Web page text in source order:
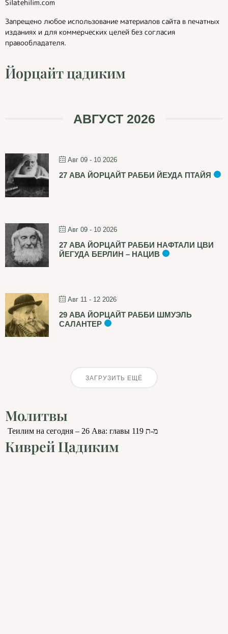
Silatehilim.com
Запрещено любое использование материалов сайта в печатных
изданиях и для коммерческих целей без согласия
правообладателя.
Йорцайт цадиким
АВГУСТ 2026
Авг 09 - 10 2026
27 АВА ЙОРЦАЙТ РАББИ ЙЕУДА ПТАЙЯ
Авг 09 - 10 2026
27 АВА ЙОРЦАЙТ РАББИ НАФТАЛИ ЦВИ
ЙЕГУДА БЕРЛИН – НАЦИВ
Авг 11 - 12 2026
29 АВА ЙОРЦАЙТ РАББИ ШМУЭЛЬ
САЛАНТЕР
ЗАГРУЗИТЬ ЕЩЁ
Молитвы
Теилим на сегодня – 26 Ава: главы 119 מ-ת
Киврей Цадиким